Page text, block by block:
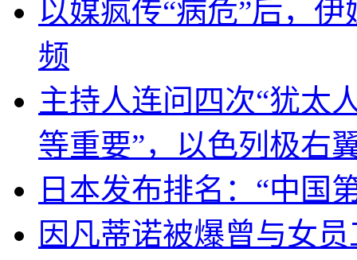
以媒疯传“病危”后，
频
主持人连问四次“犹太
等重要”，以色列极右
日本发布排名：“中国
因凡蒂诺被爆曾与女